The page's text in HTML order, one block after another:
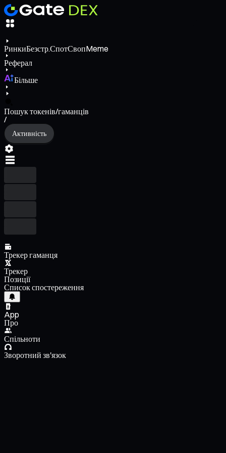
РинкиБезстр.СпотСвопMeme
Реферал
Більше
Пошук токенів/гаманців
/
Активність
Трекер гаманця
Трекер
Позиції
Список спостереження
App
Про
Спільноти
Зворотний зв'язок